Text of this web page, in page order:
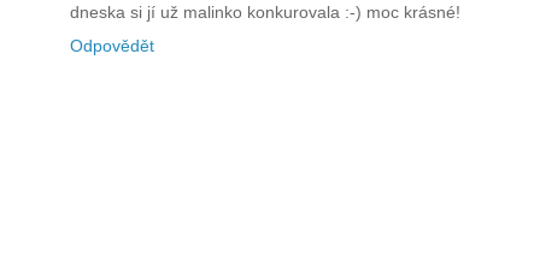
dneska si jí už malinko konkurovala :-) moc krásné!
Odpovědět